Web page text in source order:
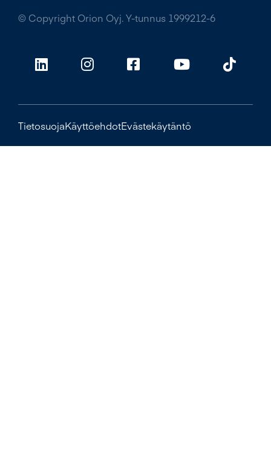
© Copyright Orion Oyj. Y-tunnus 1999212-6
TietosuojaKäyttöehdotEvästekäytäntö